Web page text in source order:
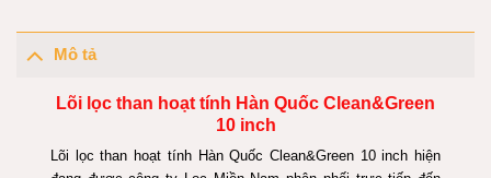
Mô tả
Lõi lọc than hoạt tính Hàn Quốc Clean&Green
10 inch
Lõi lọc than hoạt tính Hàn Quốc Clean&Green 10 inch hiện